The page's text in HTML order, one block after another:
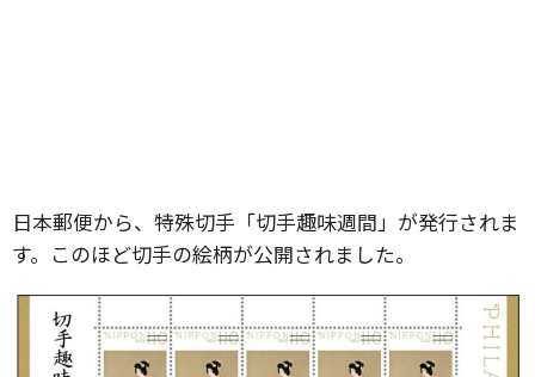
日本郵便から、特殊切手「切手趣味週間」が発行されま
す。このほど切手の絵柄が公開されました。